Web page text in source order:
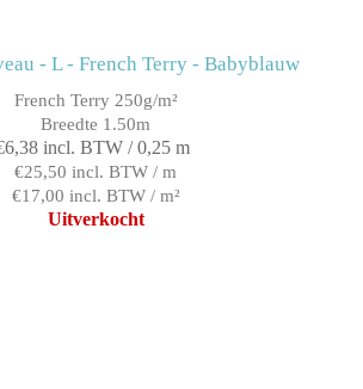
- L - French Terry - Babyblauw
French Terry 250g/m²
Breedte 1.50m
incl. BTW / 0,25 m
€25,50 incl. BTW / m
€17,00 incl. BTW / m²
Uitverkocht